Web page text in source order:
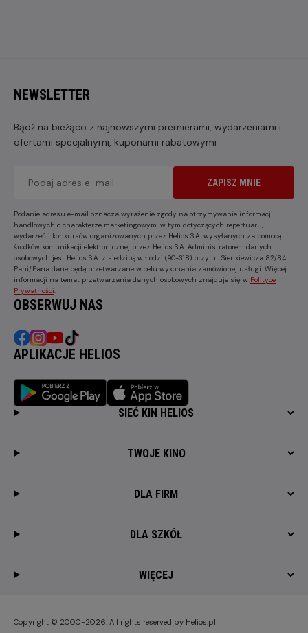
NEWSLETTER
Bądź na bieżąco z najnowszymi premierami, wydarzeniami i
ofertami specjalnymi, kuponami rabatowymi
ZAPISZ MNIE
Podanie adresu e-mail oznacza wyrażenie zgody na otrzymywanie informacji
handlowych o charakterze marketingowym, w tym dotyczących repertuaru,
wydarzeń i konkursów organizowanych przez Helios S.A. wysyłanych za pomocą
środków komunikacji elektronicznej przez Helios S.A. Administratorem danych
osobowych jest Helios S.A. z siedzibą w Łodzi (90-318) przy ul. Sienkiewicza 82/84.
Pani/Pana dane będą przetwarzane w celu wykonania zamówionej usługi. Więcej
informacji na temat przetwarzania danych osobowych znajduje się w Polityce
Prywatności
OBSERWUJ NAS
APLIKACJE HELIOS
SIEĆ KIN HELIOS
TWOJE KINO
DLA FIRM
DLA SZKÓŁ
WIĘCEJ
Copyright © 2000-2026. All rights reserved by Helios.pl